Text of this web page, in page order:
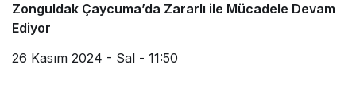
Zonguldak Çaycuma’da Zararlı ile Mücadele Devam
Ediyor
26 Kasım 2024 - Sal - 11:50